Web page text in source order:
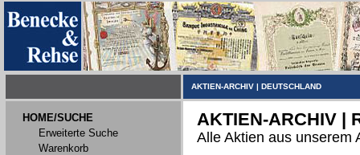
AKTIEN-ARCHIV | DEUTSCHLAND
HOME/SUCHE
Erweiterte Suche
Warenkorb
AKTIEN-ARCHIV |
Alle Aktien aus unserem